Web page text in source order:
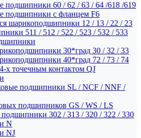
подшипники 60 / 62 / 63 / 64 /618 /619
подшипники с фланцем F6
шарикоподшипники 12 / 13 / 22 / 23
511 / 512 / 522 / 523 / 532 / 533
30*град 30 / 32 / 33
40*град 72 / 73 / 74
точечным контактом QJ
подшипники SL / NCF / NNF /
подшипников GS / WS / LS
302 / 313 / 320 / 322 / 330
N
NJ